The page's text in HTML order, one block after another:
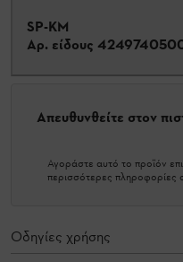
SP-KM
Αρ. είδους
Απευθυνθείτε στον
Αγοράστε αυτό το προϊόν
περισσότερες πληροφορίες
Οδηγίες χρήσης